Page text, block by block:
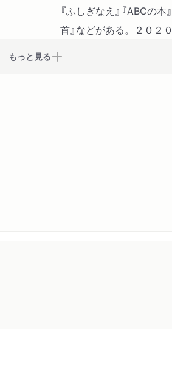
『ふしぎなえ』『ABCの
首』などがある。２０２
もっと見る